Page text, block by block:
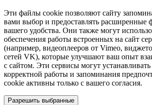
Эти файлы cookie позволяют сайту
вами выбор и предоставлять расширенные
вашего удобства. Они также могут
обеспечения работы встроенных на сайт
(например, видеоплееров от Vimeo,
сетей VK), которые улучшают ваш опыт
с сайтом. Эти сервисы могут
корректной работы и запоминания
cookie активны только с вашего согласия.
Разрешить выбранные